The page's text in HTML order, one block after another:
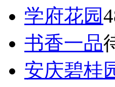
学府花园
书香一品
安庆碧桂